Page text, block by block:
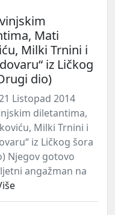
Mati
Milki Trnini i
iz Ličkog
dio)
Listopad 2014
diletantima,
Milki Trnini i
iz Ličkog šora
Njegov gotovo
angažman na